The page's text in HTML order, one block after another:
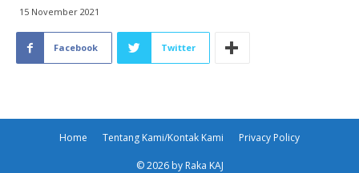
15 November 2021
Facebook Twitter
Home Tentang Kami/Kontak Kami Privacy Policy
© 2026 by Raka KAJ